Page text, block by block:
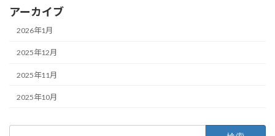
アーカイブ
2026年1月
2025年12月
2025年11月
2025年10月